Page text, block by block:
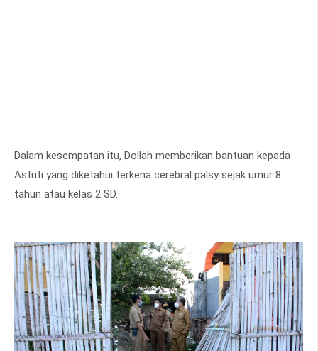
Dalam kesempatan itu, Dollah memberikan bantuan kepada
Astuti yang diketahui terkena cerebral palsy sejak umur 8
tahun atau kelas 2 SD.